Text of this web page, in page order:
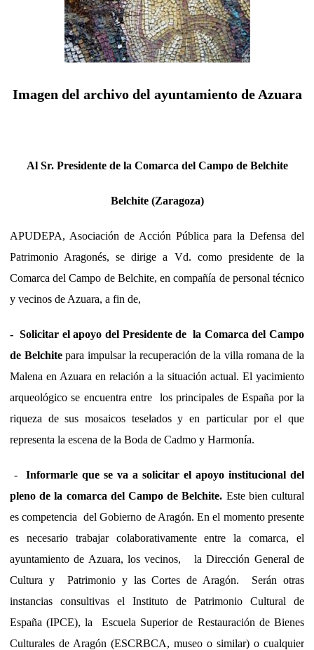
Imagen del archivo del ayuntamiento de Azuara
Al Sr. Presidente de la Comarca del Campo de Belchite
Belchite (Zaragoza)
APUDEPA, Asociación de Acción Pública para la Defensa del
Patrimonio Aragonés, se dirige a Vd. como presidente de la
Comarca del Campo de Belchite, en compañía de personal técnico
y vecinos de Azuara, a fin de,
- Solicitar el apoyo del Presidente de la Comarca del Campo
de Belchitepara impulsar la recuperación de la villa romana de la
Malena en Azuara en relación a la situación actual. El yacimiento
arqueológico se encuentra entre los principales de España por la
riqueza de sus mosaicos teselados y en particular por el que
representa la escena de la Boda de Cadmo y Harmonía.
-
Informarle que se va a solicitar el apoyo institucional del
pleno de la comarca del Campo de Belchite. Este bien cultural
es competencia del Gobierno de Aragón. En el momento presente
es necesario trabajar colaborativamente entre la comarca, el
ayuntamiento de Azuara, los vecinos, la Dirección General de
Cultura y Patrimonio y las Cortes de Aragón. Serán otras
instancias consultivas el Instituto de Patrimonio Cultural de
España (IPCE), la Escuela Superior de Restauración de Bienes
Culturales de Aragón (ESCRBCA, museo o similar) o cualquier